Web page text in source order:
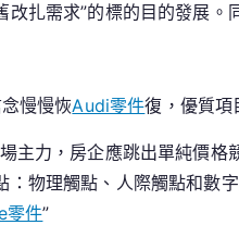
改扎需求”的標的目的發展
慢慢恢Audi零件復，優質項
主力，房企應跳出單純價
：物理觸點、人際觸點和數
零件”